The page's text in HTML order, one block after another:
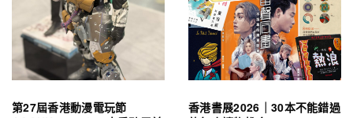
第27屆香港動漫電玩節
香港書展2026｜30本不能錯過